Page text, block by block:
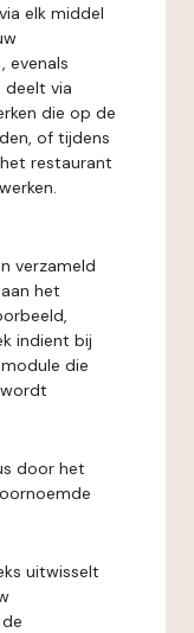
elk middel
evenals
deelt via
die op de
of tijdens
restaurant
verzameld
het
indient bij
die
door het
uitwisselt